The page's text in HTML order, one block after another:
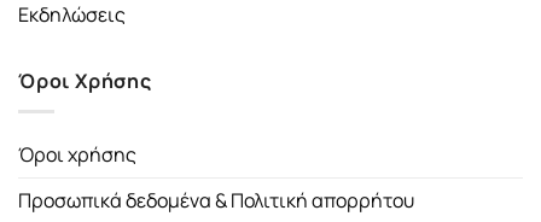
Εκδηλώσεις
Όροι Χρήσης
Όροι χρήσης
Προσωπικά δεδομένα & Πολιτική απορρήτου